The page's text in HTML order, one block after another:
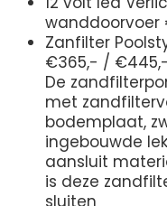
wanddoorvoer
Zanfilter
€365,- / €445,-
De
met
bodemplaat,
ingebouwde
aansluit
is deze
sluiten